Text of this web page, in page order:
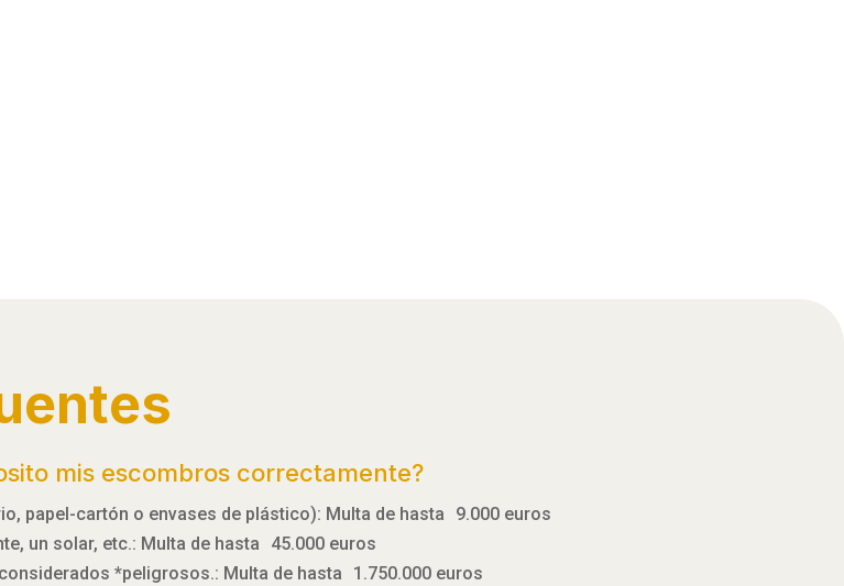
mis escombros correctamente?
papel-cartón o envases de plástico): Multa de hasta 9.000 euros
un solar, etc.: Multa de hasta 45.000 euros
*peligrosos.: Multa de hasta 1.750.000 euros